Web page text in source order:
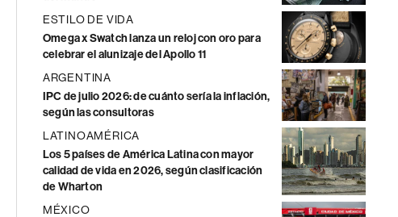
ESTILO DE VIDA
Omega x Swatch lanza un reloj con oro para
celebrar el alunizaje del Apollo 11
ARGENTINA
IPC de julio 2026: de cuánto sería la inflación,
según las consultoras
LATINOAMÉRICA
Los 5 países de América Latina con mayor
calidad de vida en 2026, según clasificación
de Wharton
MÉXICO